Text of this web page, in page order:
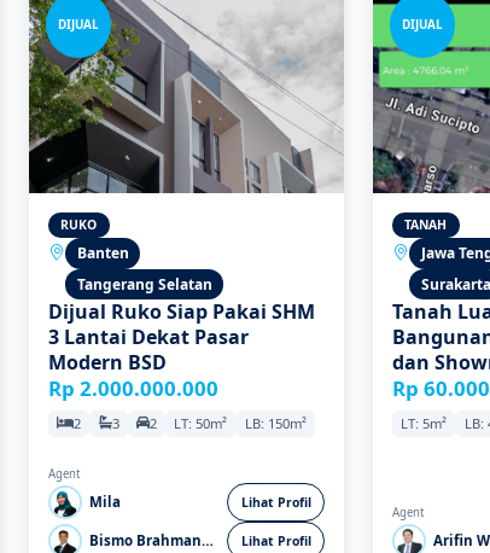
DIJUAL
RUKO
Banten
Tangerang Selatan
Dijual Ruko Siap Pakai SHM
3 Lantai Dekat Pasar
Modern BSD
Rp 2.000.000.000
2 3 2 LT: 50m² LB: 150m²
Agent
Mila Lihat Profil
Bismo Brahmantio Lihat Profil
DIJUAL
TANAH
Jawa
Surakarta
Tanah
dan
Rp
LT: 5m² LB:
Agent
Arifin